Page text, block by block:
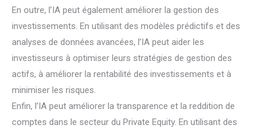
En outre, l’IA peut également améliorer la gestion des
investissements. En utilisant des modèles prédictifs et des
analyses de données avancées, l’IA peut aider les
investisseurs à optimiser leurs stratégies de gestion des
actifs, à améliorer la rentabilité des investissements et à
minimiser les risques.
Enfin, l’IA peut améliorer la transparence et la reddition de
comptes dans le secteur du Private Equity. En utilisant des